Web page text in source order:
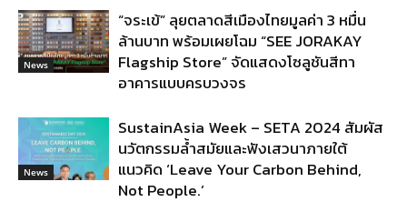
News
“จระเข้” ลุยตลาดสีเมืองไทยมูลค่า 3 หมื่น
ล้านบาท พร้อมเผยโฉม “SEE JORAKAY
Flagship Store” จัดแสดงโซลูชันสีทา
อาคารแบบครบวงจร
News
SustainAsia Week – SETA 2024 สัมผัส
นวัตกรรมล้ำสมัยและฟังเสวนาภายใต้
แนวคิด ‘Leave Your Carbon Behind,
Not People.’